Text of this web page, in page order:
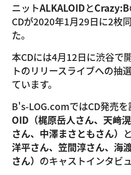
ニットALKALOIDとCrazy:B
CDが2020年1月29日に2枚
た。
本CDには4月12日に渋谷で
トのリリースライブへの抽
ています。
B's-LOG.comではCD発売を
OID（梶原岳人さん、天﨑
さん、中澤まさともさん） と
洋平さん、笠間淳さん、海
さん） のキャストインタビ